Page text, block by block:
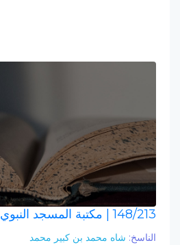
148/213 | مكتبة المسجد النبوي
الناسخ: شاه محمد بن كبير محمد